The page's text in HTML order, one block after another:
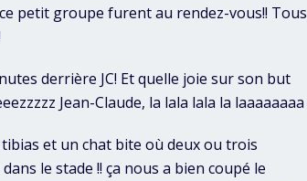
petit groupe furent au rendez-vous!! Tous
derrière JC! Et quelle joie sur son but
Jean-Claude, la lala lala la laaaaaaaa
et un chat bite où deux ou trois
le stade !! ça nous a bien coupé le